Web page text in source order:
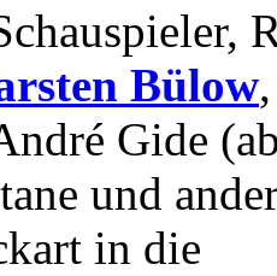
Bülow
Gide
und
in die